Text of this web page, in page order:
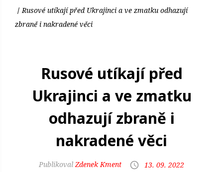
Rusové utíkají před Ukrajinci a ve zmatku odhazují
zbraně i nakradené věci
Rusové utíkají před
Ukrajinci a ve zmatku
odhazují zbraně i
nakradené věci
Zdenek Kment 13. 09. 2022